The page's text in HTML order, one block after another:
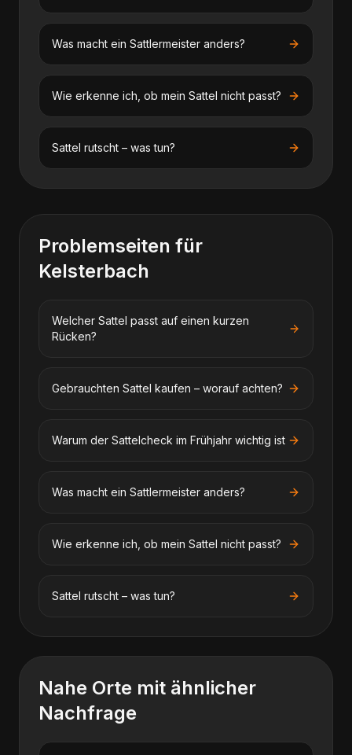
Was macht ein Sattlermeister anders?
Wie erkenne ich, ob mein Sattel nicht passt?
Sattel rutscht – was tun?
Problemseiten für
Kelsterbach
Welcher Sattel passt auf einen kurzen
Rücken?
Gebrauchten Sattel kaufen – worauf achten?
Warum der Sattelcheck im Frühjahr wichtig ist
Was macht ein Sattlermeister anders?
Wie erkenne ich, ob mein Sattel nicht passt?
Sattel rutscht – was tun?
Nahe Orte mit ähnlicher
Nachfrage